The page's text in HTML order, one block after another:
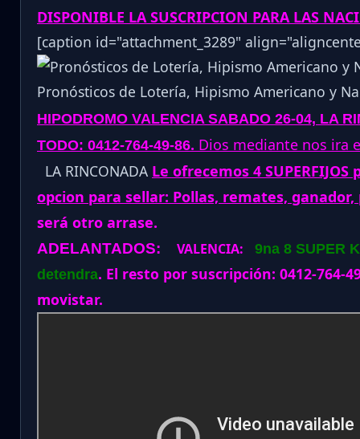
DISPONIBLE LA SUSCRIPCION PARA LAS
[caption id="attachment_3289"
Pronósticos de Lotería, Hipismo Americano y
HIPODROMO VALENCIA SABADO 26-04, LA
TODO: 0412-764-49-86. Dios mediante nos ira
LA RINCONADA Le ofrecemos 4
opcion para sellar: Pollas, remates,
será otro arrase.
ADELANTADOS: VALENCIA:
9na 8 SUPER
detendra. El resto por suscripción: 0412-764-
movistar.